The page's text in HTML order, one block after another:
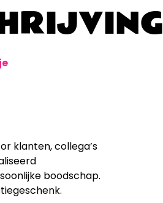
klanten, collega’s
boodschap.